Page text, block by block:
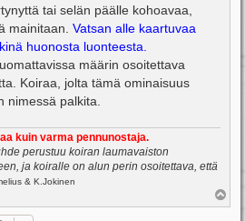
tai selän päälle kohoavaa,
mainitaan. Vatsan alle kaartuvaa
huonosta luonteesta.
määrin osoitettava
Koiraa, jolta tämä ominaisuus
nimessä palkita.
kuin varma pennunostaja.
perustuu koiran laumavaiston
ja koiralle on alun perin osoitettava, että
& K.Jokinen
l